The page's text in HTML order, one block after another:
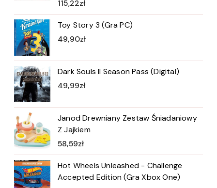
115,22zł
Toy Story 3 (Gra PC)
49,90zł
Dark Souls II Season Pass (Digital)
49,99zł
Janod Drewniany Zestaw Śniadaniowy
Z Jajkiem
58,59zł
Hot Wheels Unleashed - Challenge
Accepted Edition (Gra Xbox One)